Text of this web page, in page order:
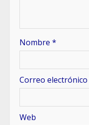
Nombre *
Correo electrónico
Web